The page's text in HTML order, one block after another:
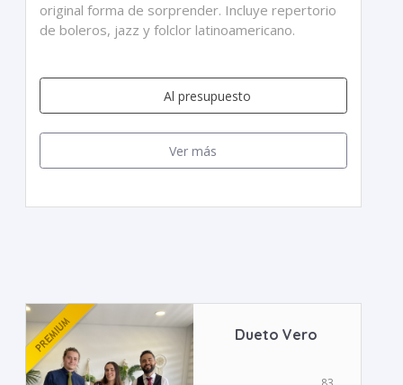
original forma de sorprender. Incluye repertorio
de boleros, jazz y folclor latinoamericano.
Al presupuesto
Ver más
Dueto Vero